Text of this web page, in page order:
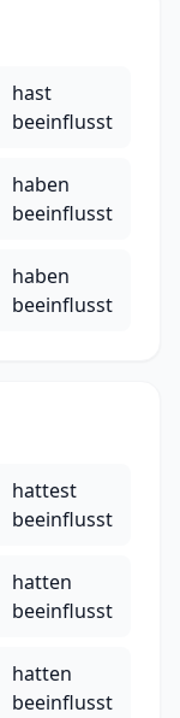
hast
beeinflusst
haben
beeinflusst
haben
beeinflusst
hattest
beeinflusst
hatten
beeinflusst
hatten
beeinflusst